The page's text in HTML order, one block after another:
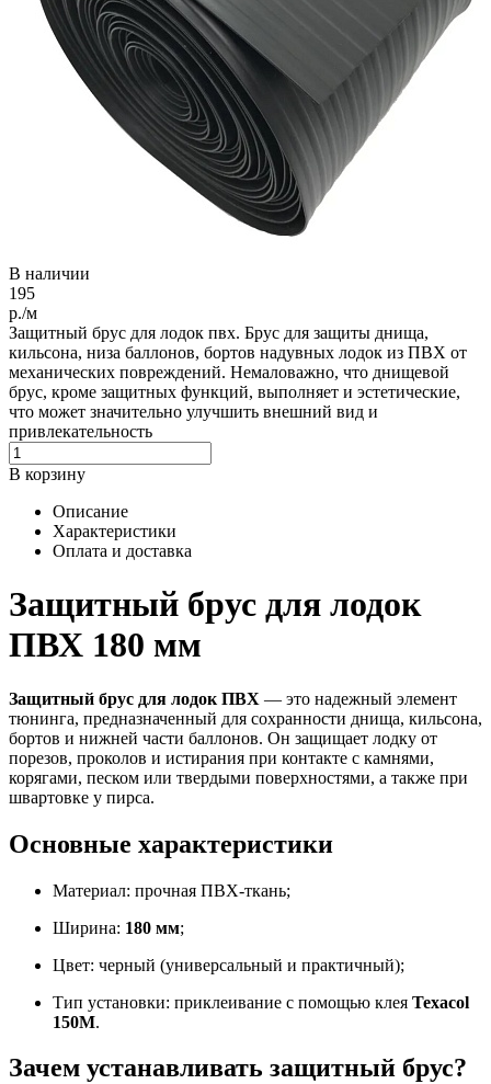
В наличии
195
р./м
Защитный брус для лодок пвх. Брус для защиты днища,
кильсона, низа баллонов, бортов надувных лодок из ПВХ от
механических повреждений. Немаловажно, что днищевой
брус, кроме защитных функций, выполняет и эстетические,
что может значительно улучшить внешний вид и
привлекательность
В корзину
Описание
Характеристики
Оплата и доставка
Защитный брус для лодок
ПВХ 180 мм
Защитный брус для лодок ПВХ — это надежный элемент
тюнинга, предназначенный для сохранности днища, кильсона,
бортов и нижней части баллонов. Он защищает лодку от
порезов, проколов и истирания при контакте с камнями,
корягами, песком или твердыми поверхностями, а также при
швартовке у пирса.
Основные характеристики
Материал: прочная ПВХ-ткань;
Ширина: 180 мм;
Цвет: черный (универсальный и практичный);
Тип установки: приклеивание с помощью клея Texacol
150M.
Зачем устанавливать защитный брус?